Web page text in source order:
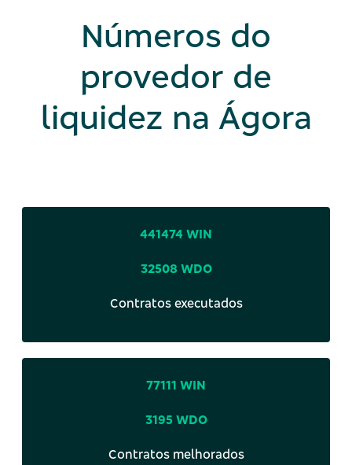
Números do
provedor de
liquidez na Ágora
441474 WIN
32508 WDO
Contratos executados
77111 WIN
3195 WDO
Contratos melhorados